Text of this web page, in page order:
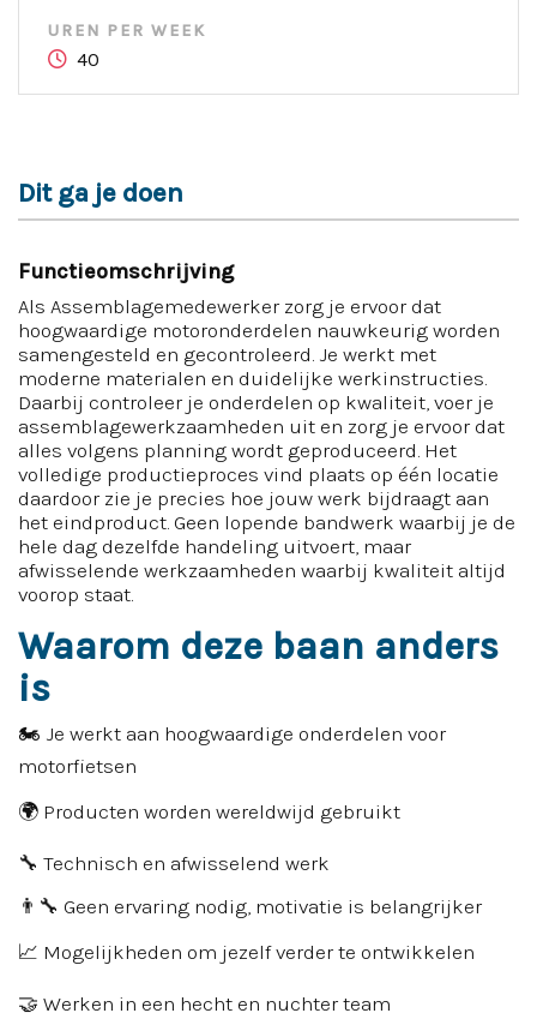
UREN PER WEEK
40
Dit ga je doen
Functieomschrijving
Als Assemblagemedewerker zorg je ervoor dat
hoogwaardige motoronderdelen nauwkeurig worden
samengesteld en gecontroleerd. Je werkt met
moderne materialen en duidelijke werkinstructies.
Daarbij controleer je onderdelen op kwaliteit, voer je
assemblagewerkzaamheden uit en zorg je ervoor dat
alles volgens planning wordt geproduceerd. Het
volledige productieproces vind plaats op één locatie
daardoor zie je precies hoe jouw werk bijdraagt aan
het eindproduct. Geen lopende bandwerk waarbij je de
hele dag dezelfde handeling uitvoert, maar
afwisselende werkzaamheden waarbij kwaliteit altijd
voorop staat.
Waarom deze baan anders
is
🏍 Je werkt aan hoogwaardige onderdelen voor
motorfietsen
🌍 Producten worden wereldwijd gebruikt
🔧 Technisch en afwisselend werk
👨‍🔧 Geen ervaring nodig, motivatie is belangrijker
📈 Mogelijkheden om jezelf verder te ontwikkelen
🤝 Werken in een hecht en nuchter team